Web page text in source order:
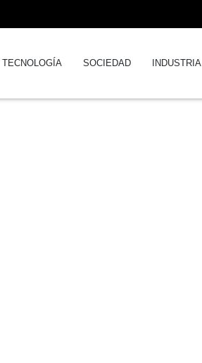
TECNOLOGÍA SOCIEDAD INDUSTRIA